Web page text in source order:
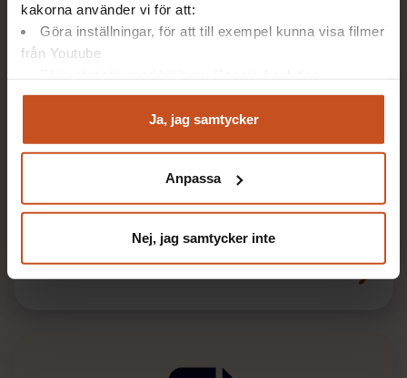
kakorna använder vi för att:
Göra inställningar, för att till exempel kunna visa filmer
från Youtube
Analysera trafik för att kunna visa riktad information
Du kan när som helst återta ditt godkännande genom att
integritet@suntarbetsliv.se.
Ja, jag samtycker
Anpassa
Nej, jag samtycker inte
intern utredning och rapportering av olycksfall och